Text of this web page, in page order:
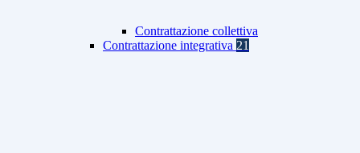
Contrattazione collettiva
Contrattazione integrativa 21